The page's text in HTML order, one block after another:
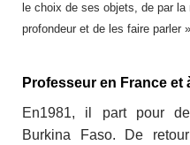
le choix de ses objets, de par
profondeur et de les faire parler
Professeur en France et
En1981, il part pour
Burkina Faso. De